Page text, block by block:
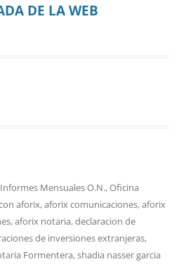
DE LA WEB
Informes Mensuales O.N.,Oficina
aforix,aforix comunicaciones,aforix
,aforix notaria,declaracion de
de inversiones extranjeras,
Formentera,shadia nasser garcia